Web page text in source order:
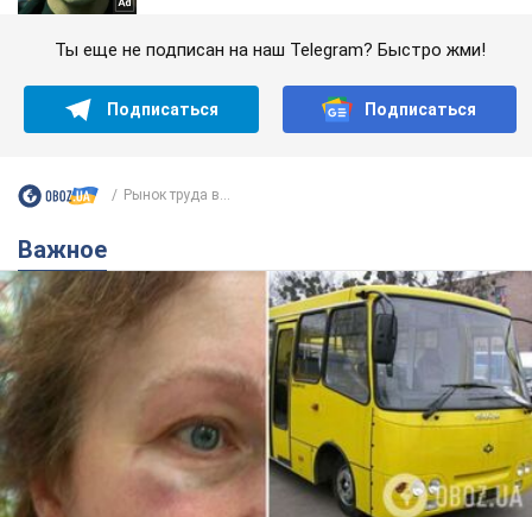
Ты еще не подписан на наш Telegram? Быстро жми!
Подписаться Подписаться
Рынок труда в...
Важное